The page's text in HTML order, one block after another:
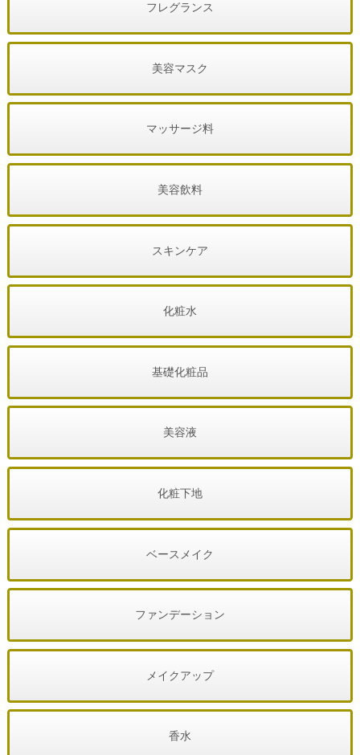
フレグランス
美容マスク
マッサージ料
美容飲料
スキンケア
化粧水
基礎化粧品
美容液
化粧下地
ベースメイク
ファンデーション
メイクアップ
香水